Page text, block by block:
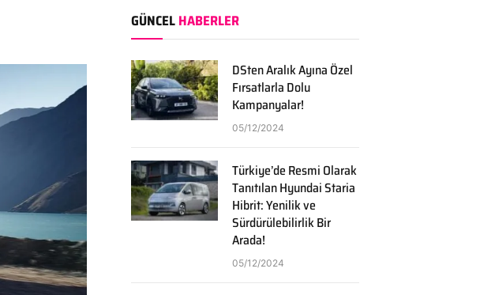
GÜNCELHABERLER
DSten Aralık Ayına Özel
Fırsatlarla Dolu
Kampanyalar!
05/12/2024
Türkiye’de Resmi Olarak
Tanıtılan Hyundai Staria
Hibrit: Yenilik ve
Sürdürülebilirlik Bir
Arada!
05/12/2024